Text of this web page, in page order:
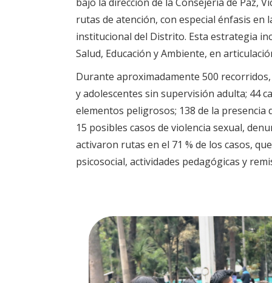
rutas de atención, con especial énfasis en
institucional del Distrito. Esta estrategia
Salud, Educación y Ambiente, en
Durante aproximadamente 500
y adolescentes sin supervisión adulta; 44
elementos peligrosos; 138 de la presencia
15 posibles casos de violencia sexual,
activaron rutas en el 71 % de los casos,
psicosocial, actividades pedagógicas y